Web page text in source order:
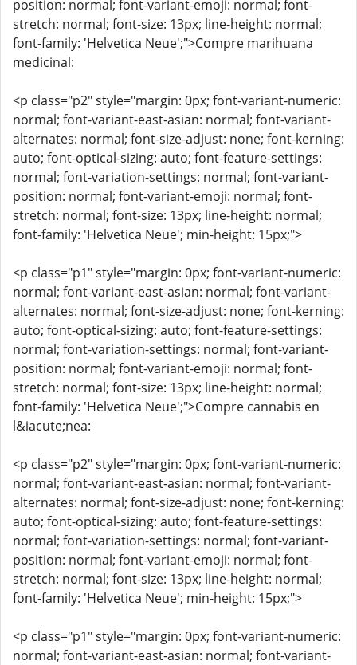
position: normal; font-variant-emoji: normal; font-
stretch: normal; font-size: 13px; line-height: normal;
font-family: 'Helvetica Neue';">Compre marihuana
medicinal:
<p class="p2" style="margin: 0px; font-variant-numeric:
normal; font-variant-east-asian: normal; font-variant-
alternates: normal; font-size-adjust: none; font-kerning:
auto; font-optical-sizing: auto; font-feature-settings:
normal; font-variation-settings: normal; font-variant-
position: normal; font-variant-emoji: normal; font-
stretch: normal; font-size: 13px; line-height: normal;
font-family: 'Helvetica Neue'; min-height: 15px;">
<p class="p1" style="margin: 0px; font-variant-numeric:
normal; font-variant-east-asian: normal; font-variant-
alternates: normal; font-size-adjust: none; font-kerning:
auto; font-optical-sizing: auto; font-feature-settings:
normal; font-variation-settings: normal; font-variant-
position: normal; font-variant-emoji: normal; font-
stretch: normal; font-size: 13px; line-height: normal;
font-family: 'Helvetica Neue';">Compre cannabis en
l&iacute;nea:
<p class="p2" style="margin: 0px; font-variant-numeric:
normal; font-variant-east-asian: normal; font-variant-
alternates: normal; font-size-adjust: none; font-kerning:
auto; font-optical-sizing: auto; font-feature-settings:
normal; font-variation-settings: normal; font-variant-
position: normal; font-variant-emoji: normal; font-
stretch: normal; font-size: 13px; line-height: normal;
font-family: 'Helvetica Neue'; min-height: 15px;">
<p class="p1" style="margin: 0px; font-variant-numeric:
normal; font-variant-east-asian: normal; font-variant-